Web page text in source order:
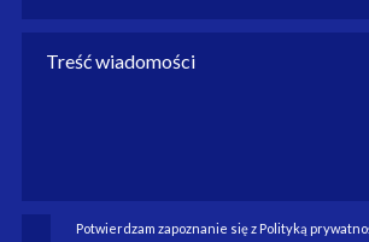
Potwierdzam zapoznanie się z Polityką